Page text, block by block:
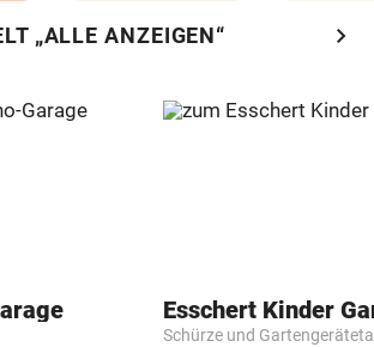
„ALLE ANZEIGEN“ chevron_right
Schürze und